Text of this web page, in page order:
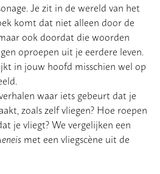
Je zit in de wereld van het
komt dat niet alleen door de
ook doordat die woorden
oproepen uit je eerdere leven.
in jouw hoofd misschien wel op
waar iets gebeurt dat je
zoals zelf vliegen? Hoe roepen
je vliegt? We vergelijken een
met een vliegscène uit de